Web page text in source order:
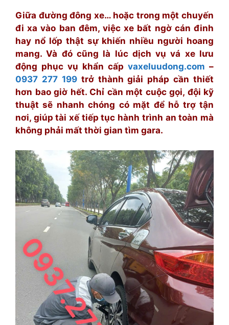
Giữa đường đông xe… hoặc trong một chuyến
đi xa vào ban đêm, việc xe bất ngờ cán đinh
hay nổ lốp thật sự khiến nhiều người hoang
mang. Và đó cũng là lúc dịch vụ vá xe lưu
động phục vụ khẩn cấp vaxeluudong.com –
0937 277 199trở thành giải pháp cần thiết
hơn bao giờ hết. Chỉ cần một cuộc gọi, đội kỹ
thuật sẽ nhanh chóng có mặt để hỗ trợ tận
nơi, giúp tài xế tiếp tục hành trình an toàn mà
không phải mất thời gian tìm gara.